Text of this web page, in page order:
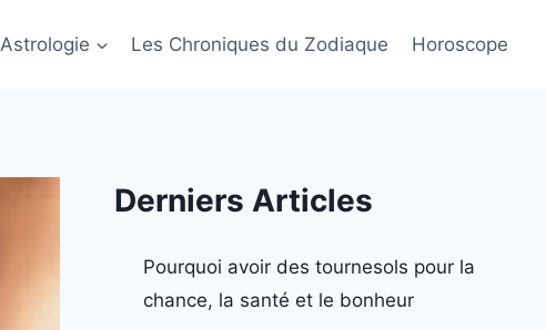
Astrologie Les Chroniques du Zodiaque Horoscope
Derniers Articles
Pourquoi avoir des tournesols pour la
chance, la santé et le bonheur